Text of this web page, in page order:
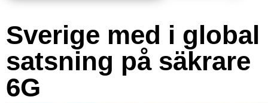
Sverige med i global
satsning på säkrare
6G